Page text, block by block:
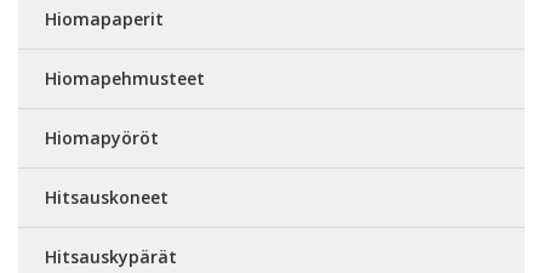
Hiomapaperit
Hiomapehmusteet
Hiomapyöröt
Hitsauskoneet
Hitsauskypärät